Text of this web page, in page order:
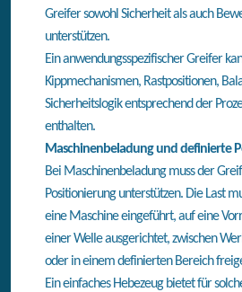
Greifer sowohl Sicherheit als auch
unterstützen.
Ein anwendungsspezifischer Greifer
Kippmechanismen, Rastpositionen,
Sicherheitslogik entsprechend der
enthalten.
Maschinenbeladung und definierte
Bei Maschinenbeladung muss der
Positionierung unterstützen. Die Last
eine Maschine eingeführt, auf eine
einer Welle ausgerichtet, zwischen
oder in einem definierten Bereich
Ein einfaches Hebezeug bietet für